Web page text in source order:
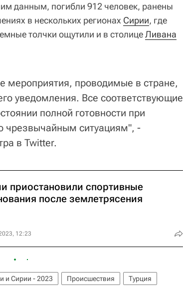
данным, погибли 912 человек, ранены
в нескольких регионах Сирии, где
толчки ощутили и в столицеЛивана
мероприятия, проводимые в стране,
уведомления. Все соответствующие
полной готовности при
чрезвычайным ситуациям", -
в Twitter.
приостановили спортивные
после землетрясения
12:23
и Сирии - 2023 Происшествия
Турция